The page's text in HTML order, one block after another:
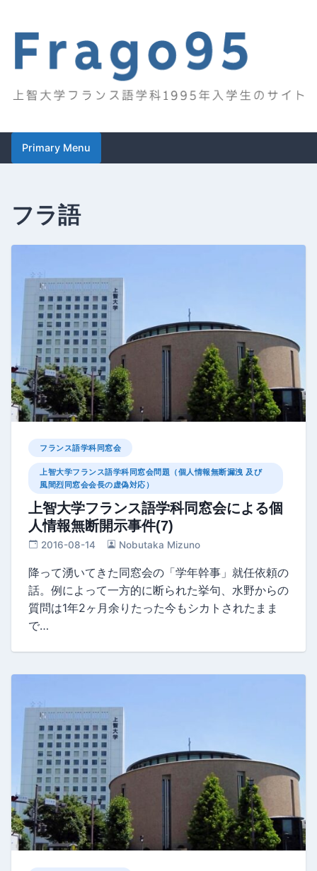
content
Frago95
Primary Menu
フラ語
フランス語学科同窓会
上智大学フランス語学科同窓会問題（個人情報無断漏洩 及び
風間烈同窓会会長の虚偽対応）
上智大学フランス語学科同窓会による個
人情報無断開示事件(7)
2016-08-14 Nobutaka Mizuno
降って湧いてきた同窓会の「学年幹事」就任依頼の
話。例によって一方的に断られた挙句、水野からの
質問は1年2ヶ月余りたった今もシカトされたまま
で…